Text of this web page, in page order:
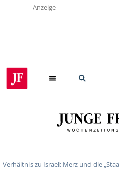
Anzeige
Verhältnis zu Israel: Merz und die